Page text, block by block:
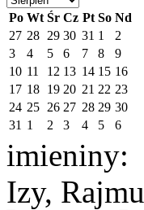
Po Wt Śr Cz Pt So Nd
27 28 29 30 31 1
2
3
4 5 6 7 8
9
10 11 12 13 14 15 16
17 18 19 20 21 22 23
24 25 26 27 28 29 30
31 1 2 3 4 5 6
imieniny:
Izy,